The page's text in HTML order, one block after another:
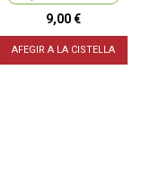
9,00 €
AFEGIR A LA CISTELLA